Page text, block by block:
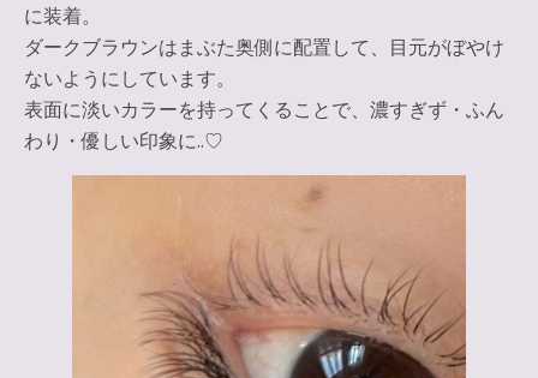
に装着。
ダークブラウンはまぶた奥側に配置して、目元がぼやけ
ないようにしています。
表面に淡いカラーを持ってくることで、濃すぎず・ふん
わり・優しい印象に..♡